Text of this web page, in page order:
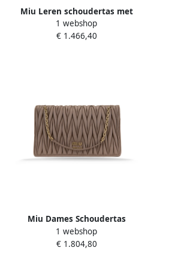
Miu Leren schoudertas met
drukknoopsluiting Yellow Dames
1 webshop
€ 1.466,40
Miu Dames Schoudertas
Magneetknoop Leer Brown
Dames
1 webshop
€ 1.804,80